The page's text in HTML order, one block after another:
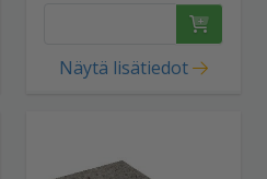
Näytä lisätiedot